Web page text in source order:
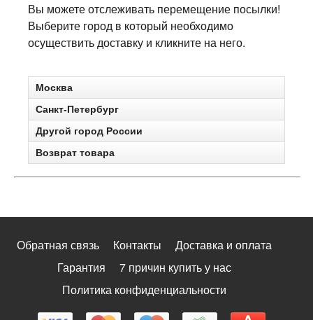
Вы можете отслеживать перемещение посылки!
Выберите город в который необходимо
осуществить доставку и кликните на него.
Москва
Санкт-Петербург
Другой город России
Возврат товара
Обратная связь Контакты
Доставка и оплата
Гарантия
7 причин купить у нас
Политика конфиденциальности